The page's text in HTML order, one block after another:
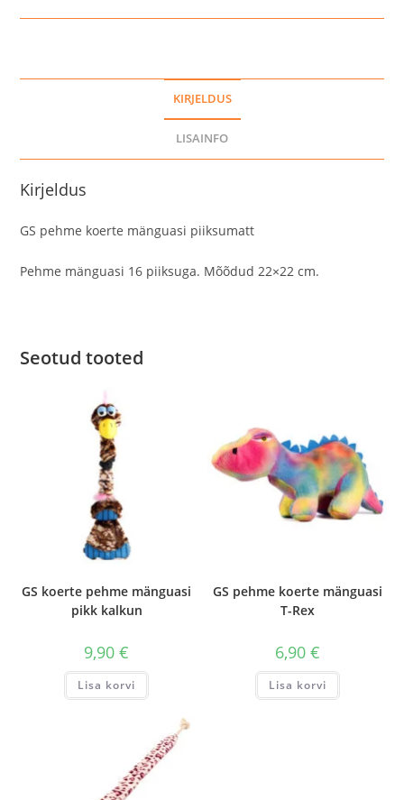
KIRJELDUS
LISAINFO
Kirjeldus
GS pehme koerte mänguasi piiksumatt
Pehme mänguasi 16 piiksuga. Mõõdud 22×22 cm.
Seotud tooted
GS koerte pehme mänguasi
pikk kalkun
9,90€
Lisa korvi
GS pehme koerte mänguasi
T-Rex
6,90 €
Lisa korvi